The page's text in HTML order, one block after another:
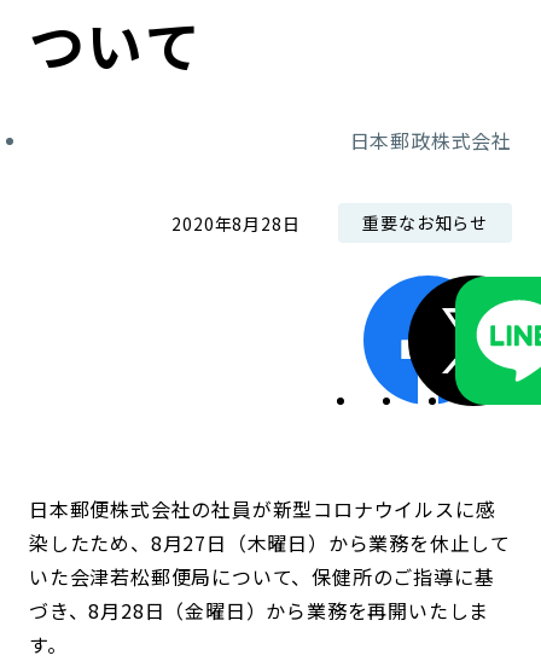
ローカル共創イニシアティブ
IRニュース
環境
ついて
日本郵政株式会社
2020年8月28日 重要なお知らせ
日本郵便株式会社の社員が新型コロナウイルスに感
染したため、8月27日（木曜日）から業務を休止して
いた会津若松郵便局について、保健所のご指導に基
づき、8月28日（金曜日）から業務を再開いたしま
す。